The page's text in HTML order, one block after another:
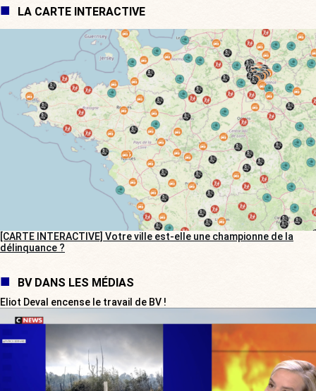
LA CARTE INTERACTIVE
[CARTE INTERACTIVE] Votre ville est-elle une championne de la
délinquance ?
BV DANS LES MÉDIAS
Eliot Deval encense le travail de BV !